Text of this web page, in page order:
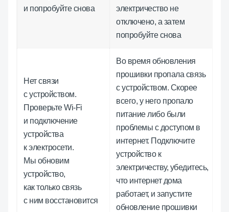
и попробуйте снова
электричество не
отключено, а затем
попробуйте снова
Нет связи
с устройством.
Проверьте Wi-Fi
и подключение
устройства
к электросети.
Мы обновим
устройство,
как только связь
с ним восстановится
Во время обновления
прошивки пропала связь
с устройством. Скорее
всего, у него пропало
питание либо были
проблемы с доступом в
интернет. Подключите
устройство к
электричеству, убедитесь,
что интернет дома
работает, и запустите
обновление прошивки